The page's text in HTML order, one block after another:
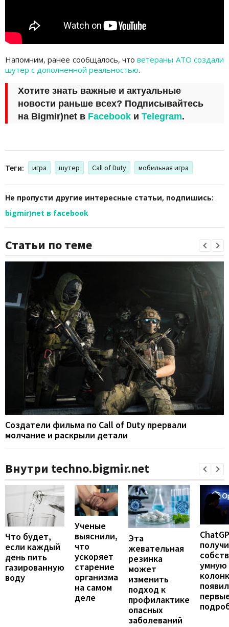
Напомним, ранее сообщалось, чтоветераны АТО создали
шутер с дополненной реальностью.
Хотите знать важные и актуальные
новости раньше всех? Подписывайтесь
на Bigmir)net в Facebook и Telegram.
Теги: игра шутер Call of Duty мобильная игра
Не пропусти другие интересные статьи, подпишись:
bigmir)net в facebook
Статьи по теме
Создатели фильма по Call of Duty прервали
молчание и раскрыли детали
Внутри techno.bigmir.net
Что будет,
если каждый
день пить
газированную
воду
Ученые
выяснили,
что
ускоряет
старение
организма
на самом
деле
Эта
жевательная
резинка
может
изменить
подход к
профилактике
опасных
заболеваний
умную